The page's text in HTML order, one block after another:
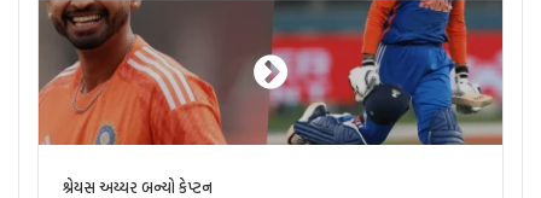
શ્રેયસ અય્યર બન્યો કેપ્ટન